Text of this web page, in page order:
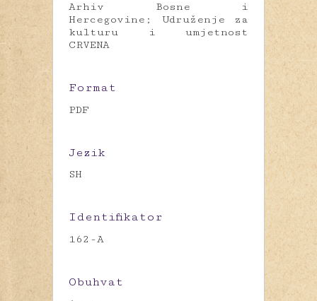
Arhiv Bosne i
Hercegovine; Udruženje za
kulturu i umjetnost
CRVENA
Format
PDF
Jezik
SH
Identifikator
162-A
Obuhvat